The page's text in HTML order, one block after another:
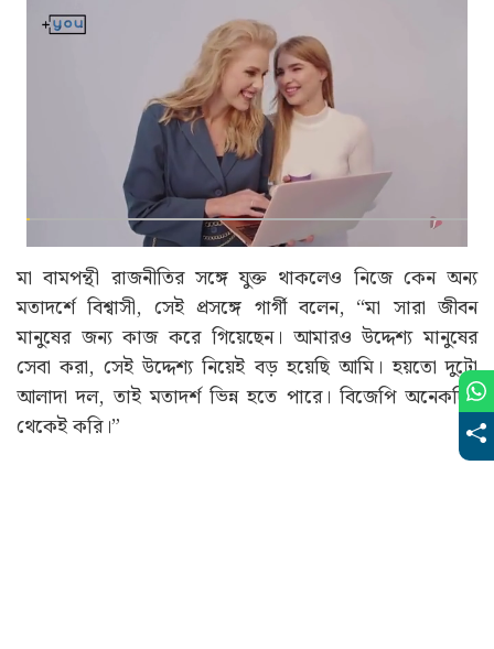
মা বামপন্থী রাজনীতির সঙ্গে যুক্ত থাকলেও নিজে কেন অন্য
মতাদর্শে বিশ্বাসী, সেই প্রসঙ্গে গার্গী বলেন, “মা সারা জীবন
মানুষের জন্য কাজ করে গিয়েছেন। আমারও উদ্দেশ্য মানুষের
সেবা করা, সেই উদ্দেশ্য নিয়েই বড় হয়েছি আমি। হয়তো দুটো
আলাদা দল, তাই মতাদর্শ ভিন্ন হতে পারে। বিজেপি অনেকদিন
থেকেই করি।”